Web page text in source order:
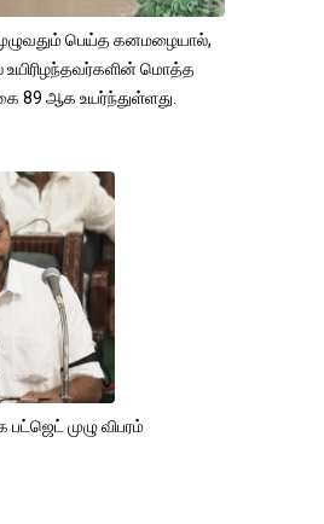
பெய்த கனமழையால்,
மொத்த
89 ஆக உயர்ந்துள்ளது.
பட்ஜெட் முழு விபரம்